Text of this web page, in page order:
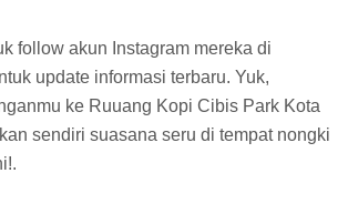
follow akun Instagram mereka di
update informasi terbaru. Yuk,
ke Ruuang Kopi Cibis Park Kota
sendiri suasana seru di tempat nongki